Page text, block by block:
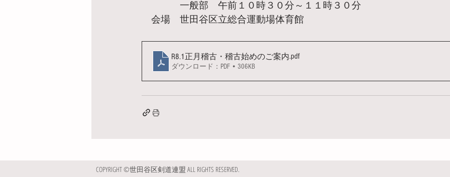
一般部　午前１０時３０分～１１時３０分
会場　世田谷区立総合運動場体育館
R8.1正月稽古・稽古始めのご案内.pdf
ダウンロード：PDF • 306KB
COPYRIGHT ©世田谷区剣道連盟 ALL RIGHTS RESERVED.